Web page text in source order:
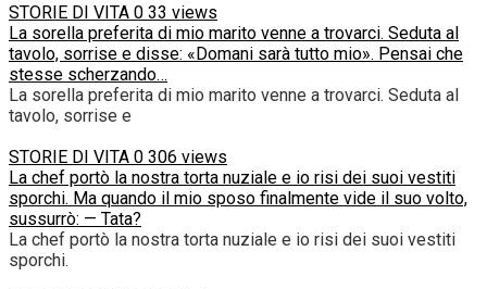
STORIE DI VITA 0 33 views
La sorella preferita di mio marito venne a trovarci. Seduta al
tavolo, sorrise e disse: «Domani sarà tutto mio». Pensai che
stesse scherzando…
La sorella preferita di mio marito venne a trovarci. Seduta al
tavolo, sorrise e
STORIE DI VITA 0 306 views
La chef portò la nostra torta nuziale e io risi dei suoi vestiti
sporchi. Ma quando il mio sposo finalmente vide il suo volto,
sussurrò: — Tata?
La chef portò la nostra torta nuziale e io risi dei suoi vestiti
sporchi.